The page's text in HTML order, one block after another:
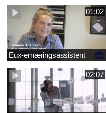
01:02
Eux-ernæringsassistent
02:07